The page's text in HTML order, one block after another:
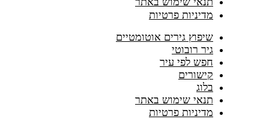
מדיניות פרטיות
שיפוץ גירים אוטומטיים
גיר רובוטי
חפש לפי עיר
קישורים
בלוג
תנאי שימוש באתר
מדיניות פרטיות